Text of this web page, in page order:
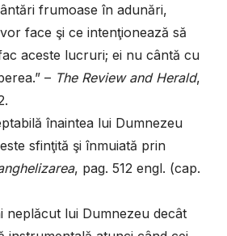
frumoase în adunări,
face şi ce intenţionează să
aceste lucruri; ei nu cântă cu
– The Review and Herald,
înaintea lui Dumnezeu
sfinţită şi înmuiată prin
, pag. 512 engl. (cap.
neplăcut lui Dumnezeu decât